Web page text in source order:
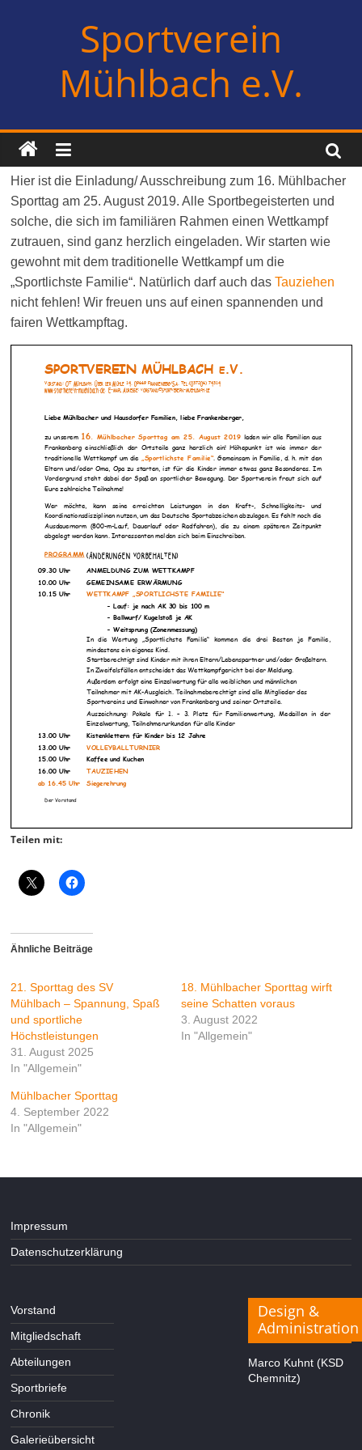
Sportverein
Mühlbach e.V.
Hier ist die Einladung/ Ausschreibung zum 16. Mühlbacher
Sporttag am 25. August 2019. Alle Sportbegeisterten und
solche, die sich im familiären Rahmen einen Wettkampf
zutrauen, sind ganz herzlich eingeladen. Wir starten wie
gewohnt mit dem traditionelle Wettkampf um die
„Sportlichste Familie“. Natürlich darf auch dasTauziehen
nicht fehlen! Wir freuen uns auf einen spannenden und
fairen Wettkampftag.
Teilen mit:
Ähnliche Beiträge
21. Sporttag des SV
Mühlbach – Spannung, Spaß
und sportliche
Höchstleistungen
31. August 2025
In "Allgemein"
18. Mühlbacher Sporttag wirft
seine Schatten voraus
3. August 2022
In "Allgemein"
Mühlbacher Sporttag
4. September 2022
In "Allgemein"
Impressum
Datenschutzerklärung
Vorstand
Mitgliedschaft
Abteilungen
Sportbriefe
Chronik
Galerieübersicht
Design &
Administration
Marco Kuhnt (KSD
Chemnitz)